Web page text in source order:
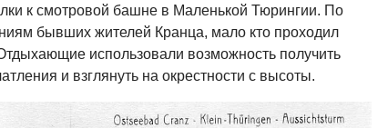
к смотровой башне в Маленькой Тюрингии. По
бывших жителей Кранца, мало кто проходил
использовали возможность получить
и взглянуть на окрестности с высоты.